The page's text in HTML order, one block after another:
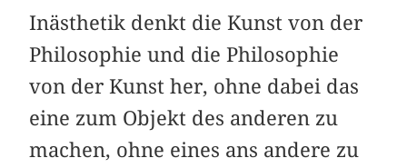
Inästhetik denkt die Kunst von der
Philosophie und die Philosophie
von der Kunst her, ohne dabei das
eine zum Objekt des anderen zu
machen, ohne eines ans andere zu